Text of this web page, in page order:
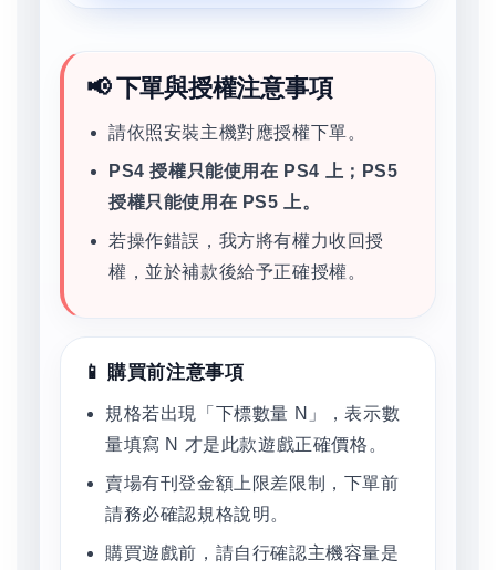
📢 下單與授權注意事項
請依照安裝主機對應授權下單。
PS4 授權只能使用在 PS4 上；PS5
授權只能使用在 PS5 上。
若操作錯誤，我方將有權力收回授
權，並於補款後給予正確授權。
📱 購買前注意事項
規格若出現「下標數量 N」，表示數
量填寫 N 才是此款遊戲正確價格。
賣場有刊登金額上限差限制，下單前
請務必確認規格說明。
購買遊戲前，請自行確認主機容量是